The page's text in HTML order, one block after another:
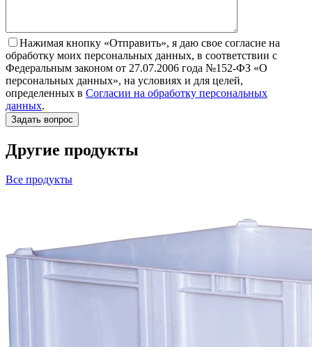
Нажимая кнопку «Отправить», я даю свое согласие на
обработку моих персональных данных, в соответствии с
Федеральным законом от 27.07.2006 года №152-ФЗ «О
персональных данных», на условиях и для целей,
определенных в Согласии на обработку персональных
данных.
Другие продукты
Все продукты